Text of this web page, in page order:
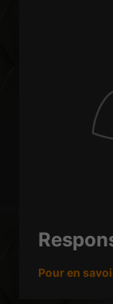
Pour en